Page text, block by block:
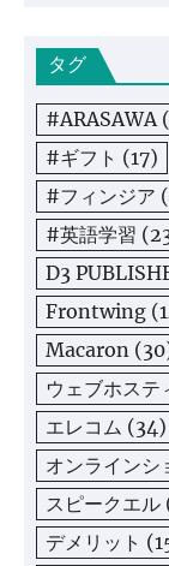
タグ
#ARASAWA
#ギフト (17)
#フィンジア
#英語学習
D3
Frontwing
Macaron
ウェブホステ
エレコム (34)
オンラインシ
スピークエル
デメリット